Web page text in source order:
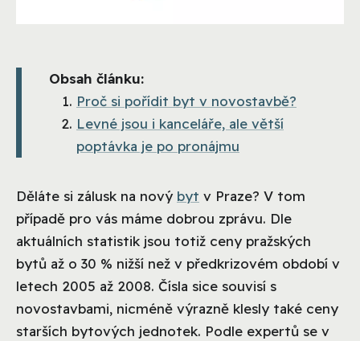
Obsah článku:
Proč si pořídit byt v novostavbě?
Levné jsou i kanceláře, ale větší
poptávka je po pronájmu
Děláte si zálusk na nový byt v Praze? V tom
případě pro vás máme dobrou zprávu. Dle
aktuálních statistik jsou totiž ceny pražských
bytů až o 30 % nižší než v předkrizovém období v
letech 2005 až 2008. Čísla sice souvisí s
novostavbami, nicméně výrazně klesly také ceny
starších bytových jednotek. Podle expertů se v